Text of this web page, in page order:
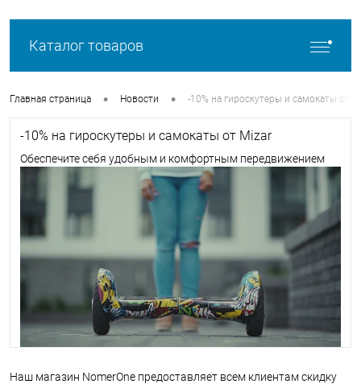
Каталог товаров
Главная страница • Новости • -10% на гироскутеры и самокаты от
-10% на гироскутеры и самокаты от Mizar
Обеспечите себя удобным и комфортным передвижением
Наш магазин NomerOne предоставляет всем клиентам скидку